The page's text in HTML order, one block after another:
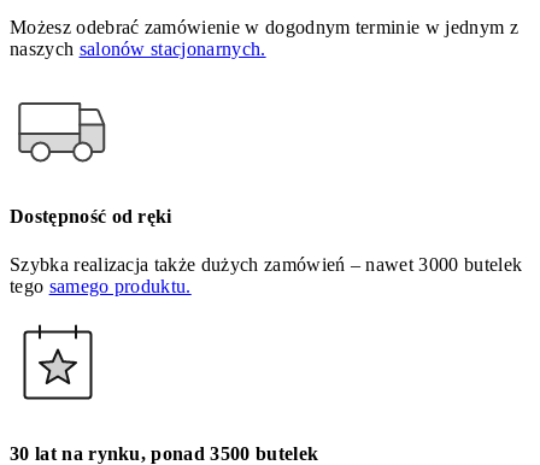
Możesz odebrać zamówienie w dogodnym terminie w jednym z
naszych salonów stacjonarnych.
Dostępność od ręki
Szybka realizacja także dużych zamówień – nawet 3000 butelek
tego samego produktu.
30 lat na rynku, ponad 3500 butelek